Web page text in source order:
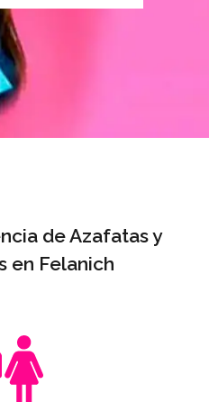
de Azafatas y
en Felanich